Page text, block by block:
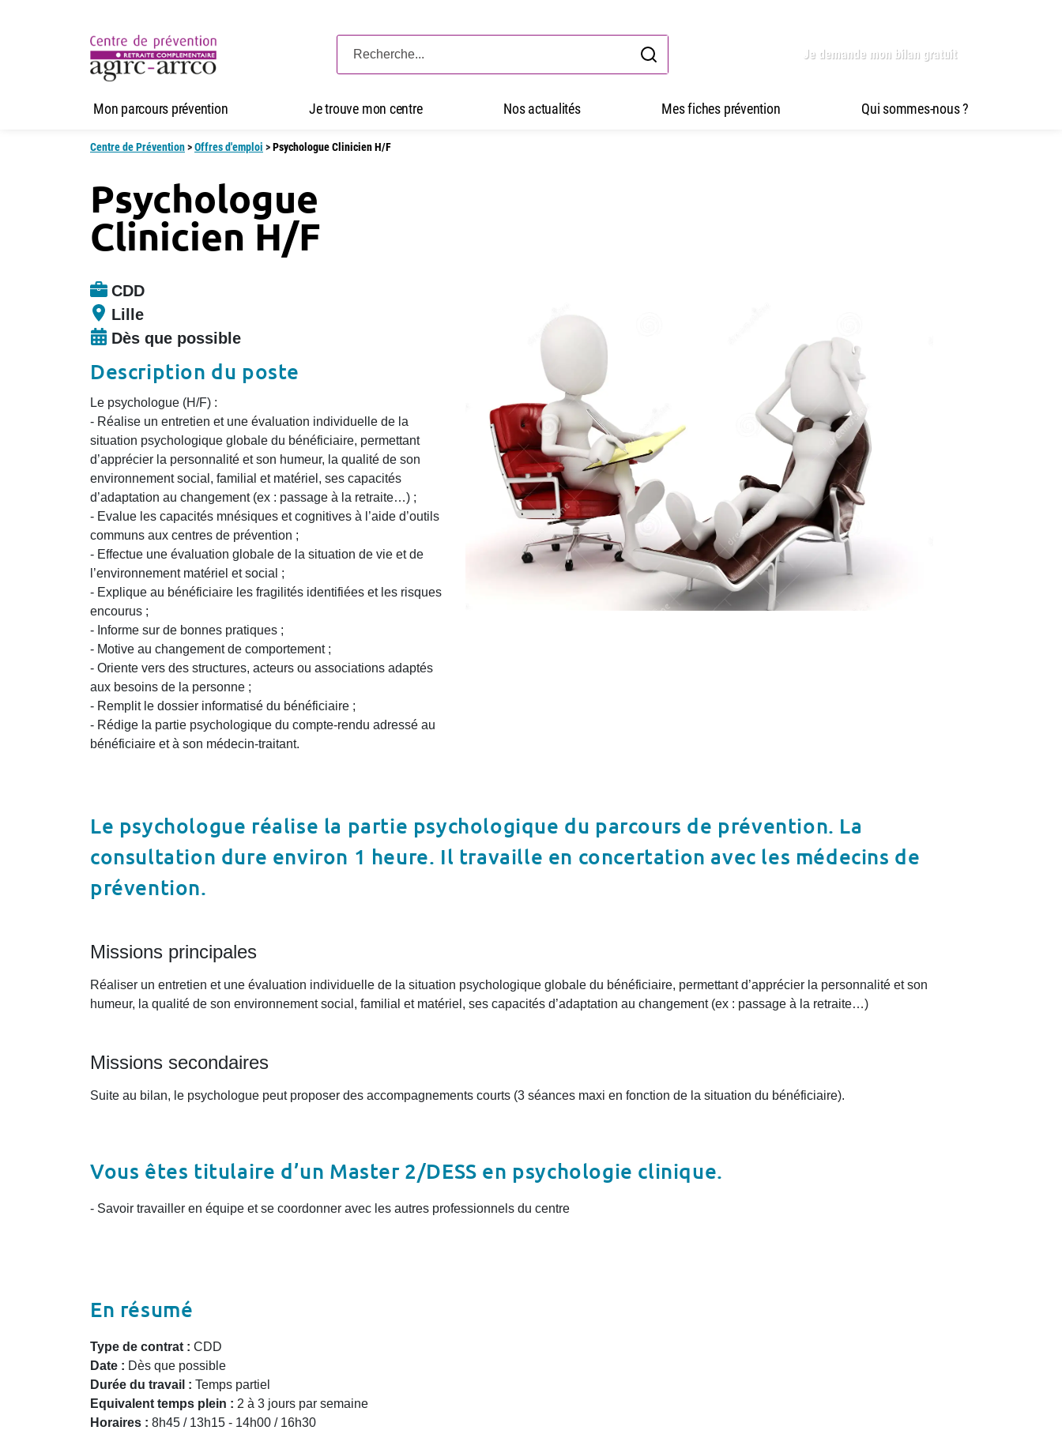
Je demande mon bilan gratuit
Mon parcours prévention Je trouve mon centre Nos actualités Mes fiches prévention Qui sommes-nous ?
Centre de Prévention>Offres d'emploi >Psychologue Clinicien H/F
Psychologue
Clinicien H/F
CDD
Lille
Dès que possible
Description du poste
Le psychologue (H/F) :
- Réalise un entretien et une évaluation individuelle de la
situation psychologique globale du bénéficiaire, permettant
d’apprécier la personnalité et son humeur, la qualité de son
environnement social, familial et matériel, ses capacités
d’adaptation au changement (ex : passage à la retraite…) ;
- Evalue les capacités mnésiques et cognitives à l’aide d’outils
communs aux centres de prévention ;
- Effectue une évaluation globale de la situation de vie et de
l’environnement matériel et social ;
- Explique au bénéficiaire les fragilités identifiées et les risques
encourus ;
- Informe sur de bonnes pratiques ;
- Motive au changement de comportement ;
- Oriente vers des structures, acteurs ou associations adaptés
aux besoins de la personne ;
- Remplit le dossier informatisé du bénéficiaire ;
- Rédige la partie psychologique du compte-rendu adressé au
bénéficiaire et à son médecin-traitant.
Le psychologue réalise la partie psychologique du parcours de prévention. La
consultation dure environ 1 heure. Il travaille en concertation avec les médecins de
prévention.
Missions principales
Réaliser un entretien et une évaluation individuelle de la situation psychologique globale du bénéficiaire, permettant d’apprécier la personnalité et son
humeur, la qualité de son environnement social, familial et matériel, ses capacités d’adaptation au changement (ex : passage à la retraite…)
Missions secondaires
Suite au bilan, le psychologue peut proposer des accompagnements courts (3 séances maxi en fonction de la situation du bénéficiaire).
Vous êtes titulaire d’un Master 2/DESS en psychologie clinique.
- Savoir travailler en équipe et se coordonner avec les autres professionnels du centre
En résumé
Type de contrat : CDD
Date : Dès que possible
Durée du travail : Temps partiel
Equivalent temps plein : 2 à 3 jours par semaine
Horaires : 8h45 / 13h15 - 14h00 / 16h30